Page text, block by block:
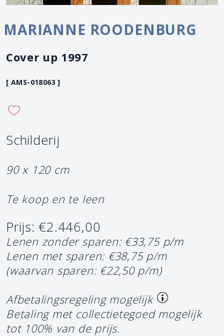
MARIANNE ROODENBURG
Cover up 1997
[ AMS-018063 ]
Schilderij
90 x 120 cm
Te koop en te leen
Prijs: €2.446,00
Lenen zonder sparen: €33,75 p/m
Lenen met sparen: €38,75 p/m
(waarvan sparen: €22,50 p/m)
Afbetalingsregeling mogelijk
Betaling met collectietegoed mogelijk
tot 100% van de prijs.